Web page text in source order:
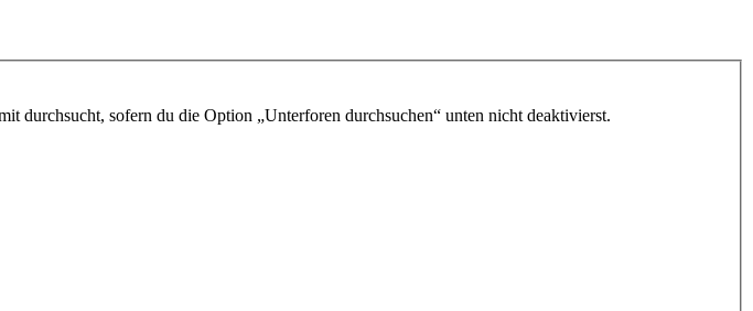
durchsucht, sofern du die Option „Unterforen durchsuchen“ unten nicht deaktivierst.